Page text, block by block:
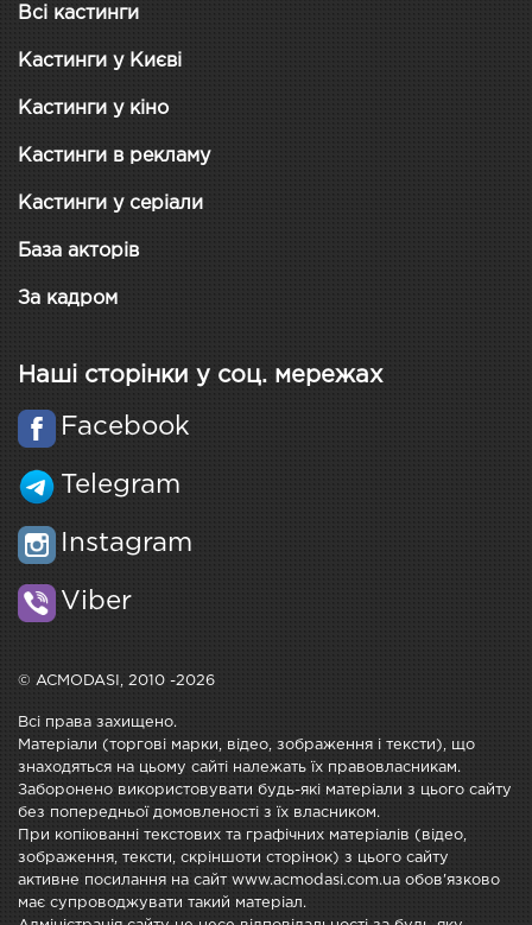
Всі кастинги
Кастинги у Києві
Кастинги у кіно
Кастинги в рекламу
Кастинги у серіали
База акторів
За кадром
Наші сторінки у соц. мережах
Facebook
Telegram
Instagram
Viber
© ACMODASI, 2010 -2026
Всі права захищено.
Матеріали (торгові марки, відео, зображення і тексти), що
знаходяться на цьому сайті належать їх правовласникам.
Заборонено використовувати будь-які матеріали з цього сайту
без попередньої домовленості з їх власником.
При копіюванні текстових та графічних матеріалів (відео,
зображення, тексти, скріншоти сторінок) з цього сайту
активне посилання на сайт www.acmodasi.com.ua обов'язково
має супроводжувати такий матеріал.